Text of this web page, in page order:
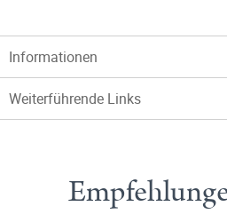
Informationen
Weiterführende Links